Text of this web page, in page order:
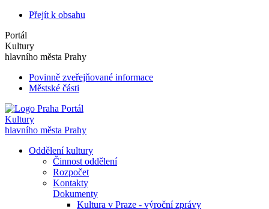
Přejít k obsahu
Portál
Kultury
hlavního města Prahy
Povinně zveřejňované informace
Městské části
Portál
Kultury
hlavního města Prahy
Oddělení kultury
Činnost oddělení
Rozpočet
Kontakty
Dokumenty
Kultura v Praze - výroční zprávy